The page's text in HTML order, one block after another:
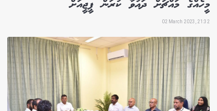
މީހެއްގެ މައްޗަށް ދައުވާ ކުރަން ޕީޖީއަށް
02 March 2023, 21:32